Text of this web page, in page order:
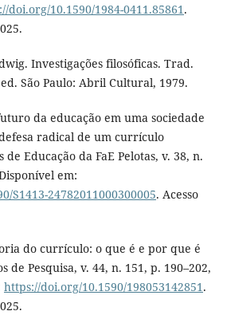
doi.org/10.1590/1984-0411.85861 .
Investigações filosóficas. Trad.
São Paulo: Abril Cultural, 1979.
da educação em uma sociedade
radical de um currículo
Educação da FaE Pelotas, v. 38, n.
em:
S1413-24782011000300005. Acesso
do currículo: o que é e por que é
de Pesquisa, v. 44, n. 151, p. 190–202,
https://doi.org/10.1590/198053142851 .